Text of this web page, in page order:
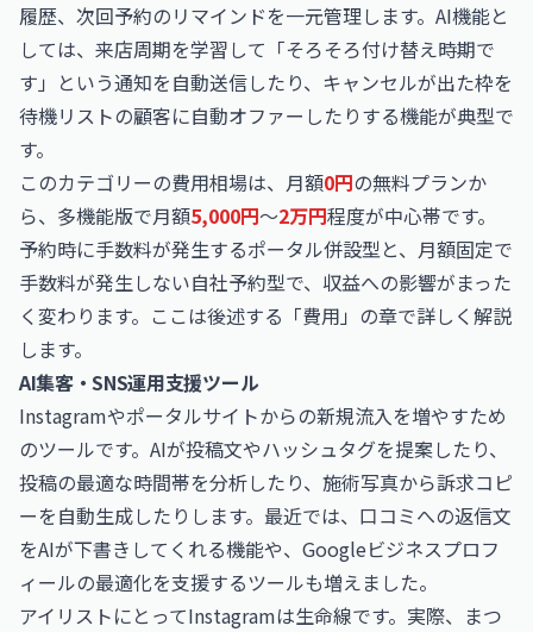
履歴、次回予約のリマインドを一元管理します。AI機能と
しては、来店周期を学習して「そろそろ付け替え時期で
す」という通知を自動送信したり、キャンセルが出た枠を
待機リストの顧客に自動オファーしたりする機能が典型で
す。
このカテゴリーの費用相場は、月額0円の無料プランか
ら、多機能版で月額5,000円〜2万円程度が中心帯です。
予約時に手数料が発生するポータル併設型と、月額固定で
手数料が発生しない自社予約型で、収益への影響がまった
く変わります。ここは後述する「費用」の章で詳しく解説
します。
AI集客・SNS運用支援ツール
Instagramやポータルサイトからの新規流入を増やすため
のツールです。AIが投稿文やハッシュタグを提案したり、
投稿の最適な時間帯を分析したり、施術写真から訴求コピ
ーを自動生成したりします。最近では、口コミへの返信文
をAIが下書きしてくれる機能や、Googleビジネスプロフ
ィールの最適化を支援するツールも増えました。
アイリストにとってInstagramは生命線です。実際、まつ